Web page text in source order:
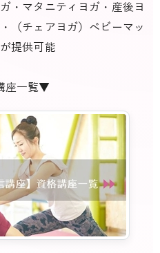
・マタニティヨガ・産後ヨ
（チェアヨガ）ベビーマッ
提供可能
座一覧▼